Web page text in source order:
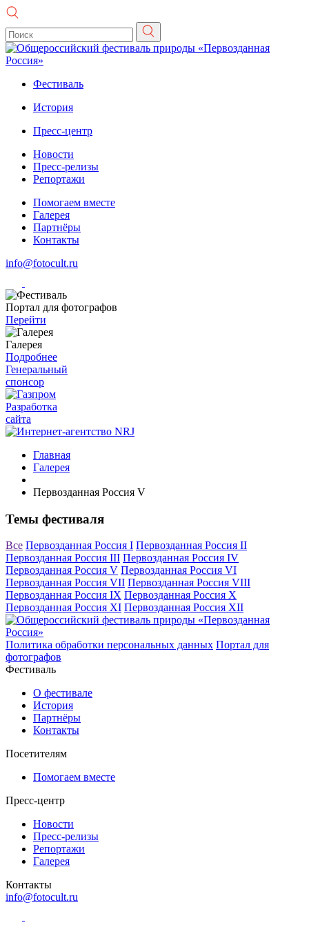
Фестиваль
История
Пресс-центр
Новости
Пресс-релизы
Репортажи
Помогаем вместе
Галерея
Партнёры
Контакты
info@fotocult.ru
Портал для фотографов
Перейти
Галерея
Подробнее
Генеральный
спонсор
Разработка
сайта
Главная
Галерея
Первозданная Россия V
Темы фестиваля
Все Первозданная Россия I Первозданная Россия II
Первозданная Россия III Первозданная Россия IV
Первозданная Россия V Первозданная Россия VI
Первозданная Россия VII Первозданная Россия VIII
Первозданная Россия IX Первозданная Россия X
Первозданная Россия XI Первозданная Россия XII
Политика обработки персональных данных Портал для
фотографов
Фестиваль
О фестивале
История
Партнёры
Контакты
Посетителям
Помогаем вместе
Пресс-центр
Новости
Пресс-релизы
Репортажи
Галерея
Контакты
info@fotocult.ru